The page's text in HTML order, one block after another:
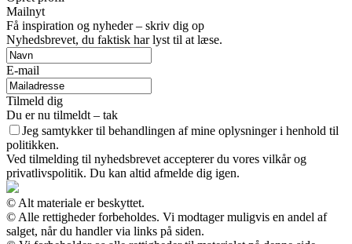
Mailnyt
Få inspiration og nyheder – skriv dig op
Nyhedsbrevet, du faktisk har lyst til at læse.
E-mail
Tilmeld dig
Du er nu tilmeldt – tak
Jeg samtykker til behandlingen af mine oplysninger i henhold til
politikken.
Ved tilmelding til nyhedsbrevet accepterer du vores vilkår og
privatlivspolitik. Du kan altid afmelde dig igen.
© Alt materiale er beskyttet.
© Alle rettigheder forbeholdes. Vi modtager muligvis en andel af
salget, når du handler via links på siden.